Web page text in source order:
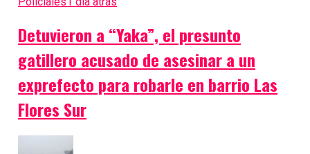
Detuvieron a “Yaka”, el presunto
gatillero acusado de asesinar a un
exprefecto para robarle en barrio Las
Flores Sur